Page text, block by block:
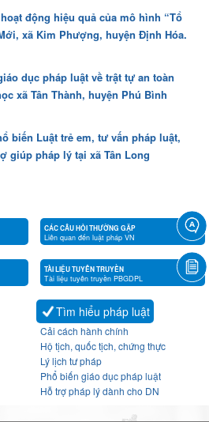
động hiệu quả của mô hình “Tổ
xã Kim Phượng, huyện Định Hóa.
dục pháp luật về trật tự an toàn
xã Tân Thành, huyện Phú Bình
biến Luật trẻ em, tư vấn pháp luật,
giúp pháp lý tại xã Tân Long
CÁC CÂU HỎI THƯỜNG GẶP
Liên quan đến luật pháp VN
TÀI LIỆU TUYÊN TRUYỀN
Tài liệu tuyên truyền PBGDPL
Tìm hiểu pháp luật
Cải cách hành chính
Hộ tịch, quốc tịch, chứng thực
Lý lịch tư pháp
Phổ biến giáo dục pháp luật
Hỗ trợ pháp lý dành cho DN